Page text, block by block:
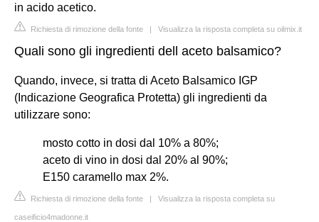
in acido acetico.
Richiesta di rimozione della fonte | Visualizza la risposta completa su oilmix.it
Quali sono gli ingredienti dell aceto balsamico?
Quando, invece, si tratta di Aceto Balsamico IGP
(Indicazione Geografica Protetta) gli ingredienti da
utilizzare sono:
mosto cotto in dosi dal 10% a 80%;
aceto di vino in dosi dal 20% al 90%;
E150 caramello max 2%.
Richiesta di rimozione della fonte | Visualizza la risposta completa su
caseificio4madonne.it